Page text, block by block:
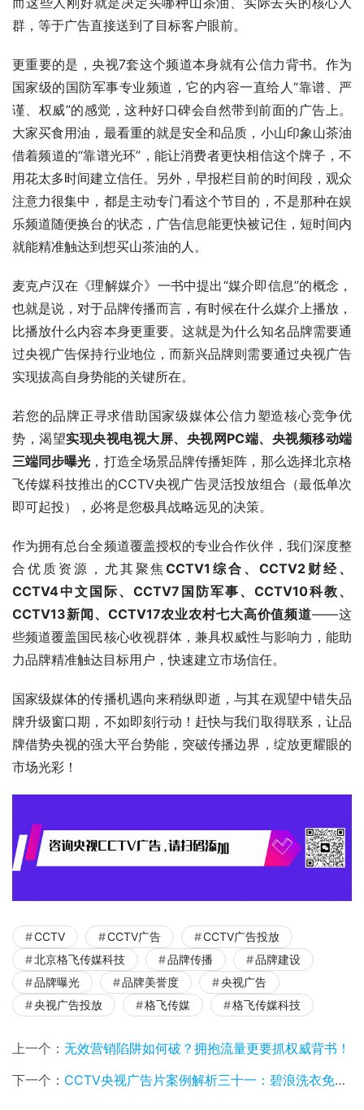
群，等于广告直接送到了目标客户眼前。
更重要的是，央视7套这个频道本身就有公信力背书。作为
国家级的国防军事专业频道，它的内容一直给人“靠谱、严
谨、权威”的感觉，这种好口碑会自然带到前面的广告上。
大家买食用油，最看重的就是安全和品质，小山印象山茶油
借着频道的“靠谱光环”，能让消费者更快相信这个牌子，不
用花太多时间建立信任。另外，早报栏目前的时间段，观众
注意力很集中，都是主动专门看这个节目的，不是那种在娱
乐频道随便换台的状态，广告信息能更快被记住，短时间内
就能精准触达到想买山茶油的人。
麦克卢汉在《理解媒介》一书中提出“媒介即信息”的概念，
也就是说，对于品牌传播而言，有时候在什么媒介上播放，
比播放什么内容本身更重要。这就是为什么知名品牌需要通
过央视广告保持行业地位，而新兴品牌则需要通过央视广告
实现拔高自身势能的关键所在。
若您的品牌正寻求借助国家级媒体公信力塑造核心竞争优
势，渴望实现央视电视大屏、央视网PC端、央视频移动端
三端同步曝光 ，打造全场景品牌传播矩阵，那么选择北京格
飞传媒科技推出的CCTV央视广告灵活投放组合（最低单次
即可起投），必将是您极具战略远见的决策。​
作为拥有总台全频道覆盖授权的专业合作伙伴，我们深度整
合优质资源，尤其聚焦CCTV1综合、CCTV2财经、
CCTV4中文国际、CCTV7国防军事、CCTV10科教、
CCTV13新闻、CCTV17农业农村七大高价值频道——这
些频道覆盖国民核心收视群体，兼具权威性与影响力，能助
力品牌精准触达目标用户，快速建立市场信任。​
国家级媒体的传播机遇向来稍纵即逝，与其在观望中错失品
牌升级窗口期，不如即刻行动！赶快与我们取得联系，让品
牌借势央视的强大平台势能，突破传播边界，绽放更耀眼的
市场光彩！​
CCTV CCTV广告
CCTV广告投放
北京格飞传媒科技
品牌传播
品牌建设
品牌曝光
品牌美誉度
央视广告
央视广告投放
格飞传媒 格飞传媒科技
上一个： 无效营销陷阱如何破？拥抱流量更要抓权威背书！
下一个： CCTV央视广告片案例解析三十一：碧浪洗衣免搓粉